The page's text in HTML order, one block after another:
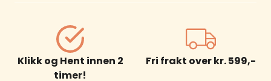
Klikk og Hent innen 2
timer!
Fri frakt over kr. 599,-